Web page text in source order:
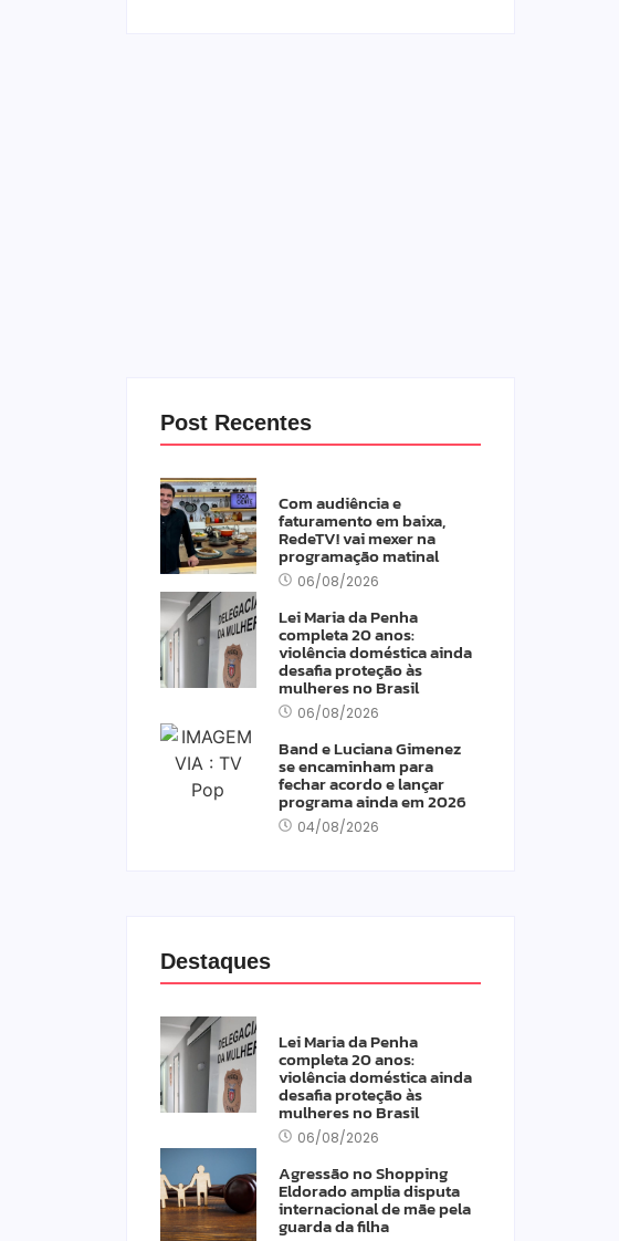
Post Recentes
Com audiência e
faturamento em baixa,
RedeTV! vai mexer na
programação matinal
06/08/2026
Lei Maria da Penha
completa 20 anos:
violência doméstica ainda
desafia proteção às
mulheres no Brasil
06/08/2026
Band e Luciana Gimenez
se encaminham para
fechar acordo e lançar
programa ainda em 2026
04/08/2026
Destaques
Lei Maria da Penha
completa 20 anos:
violência doméstica ainda
desafia proteção às
mulheres no Brasil
06/08/2026
Agressão no Shopping
Eldorado amplia disputa
internacional de mãe pela
guarda da filha